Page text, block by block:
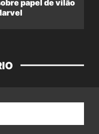
papel de vilão